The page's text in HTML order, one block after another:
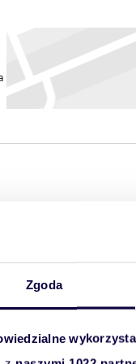
Zgoda
dużych domów
Inwestycja powstaje
wygodny
miejsce, które łączy
domów o
propozycja dla